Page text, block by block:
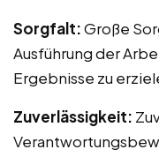
Sorgfalt:Große
Ausführung der
Ergebnisse zu
Zuverlässigkeit: